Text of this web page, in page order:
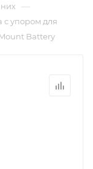
—
с упором для
Battery